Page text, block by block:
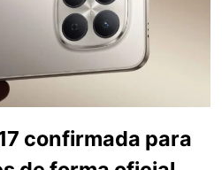
confirmada para